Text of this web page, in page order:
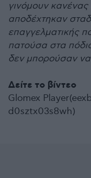
γινόμουν
αποδέχτηκαν
επαγγελματικής
πατούσα στα
δεν μπορούσαν να
Δείτε το βίντεο
Glomex
d0sztx03s8wh)